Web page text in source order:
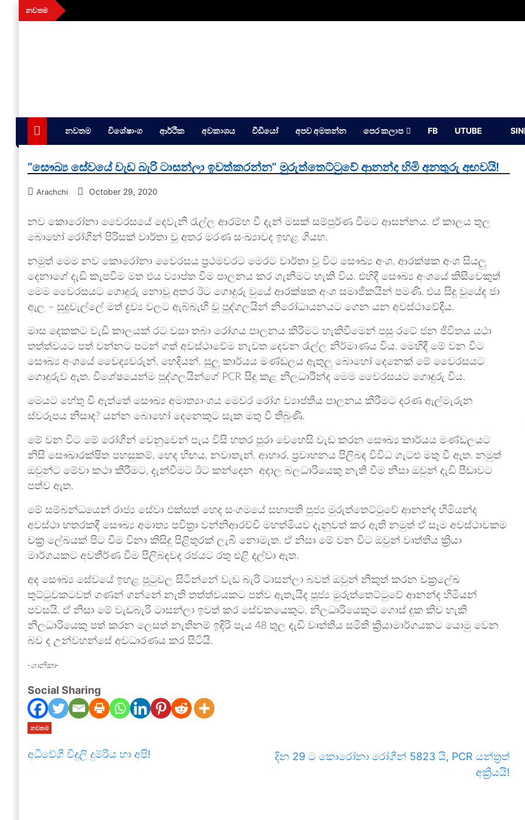
Skip
to
නවතම
aithiya
Human Rights News
නවතම විශේෂාංග ආර්ථික අවකාශය වීඩියෝ අපව අමතන්න පෙර කලාප FB UTUBE
“සෞඛ්‍ය සේවයේ වැඩ බැරි ටාසන්ලා ඉවත්කරන්න” මුරුත්තෙට්ටුවේ ආනන්ද හිමි අනතුරු අඟවයි!
Arachchi October 29, 2020
නව කොරෝනා වෛරසයේ දෙවැනි රැල්ල ආරම්භ වී දැන් මසක් සම්පුර්ණ වීමට ආසන්නය. ඒ කාලය තුල
බොහෝ රෝගීන් පිරිසක් වාර්තා වූ අතර මරණ සංඛ්‍යාවද ඉහළ ගියහ.
නමුත් මෙම නව කොරෝනා වෛරසය ප්‍රථමවරට මෙරට වාර්තා වූ විට සෞඛ්‍ය අංශ, ආරක්ෂක අංශ සියලු
දෙනාගේ දැඩි කැපවීම මත එය ව්‍යාප්ත වීම පාලනය කර ගැනීමට හැකි විය. එහිදී සෞඛ්‍ය අංශයේ කිසිවෙකුත්
මෙම වෛරසයට ගොදුරු නොවූ අතර ඊට ගොදුරු වුයේ ආරක්ෂක අංශ සමාජිකයින් පමණි. එය සිදු වුයේද ජා
ඇල – සුදුවැල්ලේ මත් ද්‍රව්‍ය වලට ඇබ්බැහි වූ පුද්ගලයින් නිරෝධායනයට ගෙන යන අවස්ථාවේදීය.
මාස දෙකකට වැඩි කාලයක් රට වසා තබා රෝගය පාලනය කිරීමට හැකිවීමෙන් පසු රටේ ජන ජිවිතය යථා
තත්ත්වයට පත් වන්නට පටන් ගත් අවස්ථාවේම නැවත දෙවන රැල්ල නිර්මාණය විය. මෙහිදී මේ වන විට
සෞඛ්‍ය අංශයේ වෛද්‍යවරුන්, හෙදියන්, සුලු කාර්යය මණ්ඩලය ඇතුලු බොහෝ දෙනෙක් මේ වෛරසයට
ගොදුරුව ඇත. විශේෂයෙන්ම පුද්ගලයින්ගේ PCR සිදු කළ නිලධාරීන්ද මෙම වෛරසයට ගොදුරු විය.
මෙයට හේතු වී ඇත්තේ සෞඛ්‍ය අමාත්‍යාංශය මෙවර රෝග ව්‍යාප්තිය පාලනය කිරීමට දරණ ඇල්මැරුන
ස්වරූපය නිසාද? යන්න බොහෝ දෙනෙකුට සැක මතු වී තිබුණි.
මේ වන විට මේ රෝගීන් වෙනුවෙන් පැය විසි හතර පුරා වෙහෙසි වැඩ කරන සෞඛ්‍ය කාර්යය මණ්ඩලයට
නිසි සෞඛාරක්ෂිත පහසුකම්, හෙද හිඟය, නවාතැන්, ආහාර, ප්‍රවාහනය පිලිබඳ විවිධ ගැටළු මතු වී ඇත. නමුත්
ඔවුන්ට මේවා කථා කිරීමට, දැන්වීමට ඊට කන්දෙන අදාල බලධාරියෙකු නැති වීම නිසා ඔවුන් දැඩි පීඩාවට
පත්ව ඇත.
මේ සම්බන්ධයෙන් රාජ්‍ය සේවා එක්සත් හෙද සංගමයේ සභාපති පුජ්‍ය මුරුත්තෙට්ටුවේ ආනන්ද හිමියන්ද
අවස්ථා හතරකදී සෞඛ්‍ය අමාත්‍ය පවිත්‍රා වන්නිආරච්චි මහත්මියව දැනුවත් කර ඇති නමුත් ඒ සෑම අවස්ථාවකම
චක්‍ර ලේඛයක් පිට වීම විනා කිසිදු පිළිතුරක් ලැබී නොමැත. ඒ නිසා මේ වන විට ඔවුන් වෘත්තිය ක්‍රියා
මාර්ගයකට අවතීර්ණ වීම පිලිබඳවද රජයට රතු එළි දල්වා ඇත.
අද සෞඛ්‍ය සේවයේ ඉහළ පුටුවල සිටින්නේ වැඩ බැරි ටාසන්ලා බවත් ඔවුන් නිකුත් කරන චක්‍රලේඛ
තුට්ටුවකටවත් ගණන් ගන්නේ නැති තත්ත්වයකට පත්ව ඇතැයිද පුජ්‍ය මුරුත්තෙට්ටුවේ ආනන්ද හිමියන්
පවසයි. ඒ නිසා මේ වැඩබැරි ටාසන්ලා ඉවත් කර සේවකයෙකුට, නිලධාරියෙකුට ගොස් දුක කිව හැකි
නිලධාරියෙකු පත් කරන ලෙසත් නැතිනම් ඉදිරි පැය 48 තුල දැඩි වෘත්තිය සමිති ක්‍රියාමාර්ගයකට යොමු වෙන
බව ද උන්වහන්සේ අවධාරණය කර සිටියි.
-ශානිකා-
Social Sharing
නවතම
අධිවේගී විදුලි දුම්රිය හා අපි!
දින 29 ට කොරෝනා රෝගීන් 5823 යි, PCR යන්ත්‍රත්
අක්‍රීයයි!